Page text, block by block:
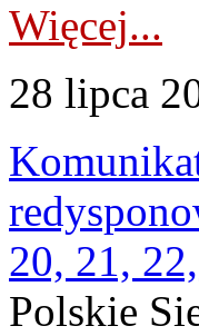
Więcej...
28 lipca
20, 21,
Polskie